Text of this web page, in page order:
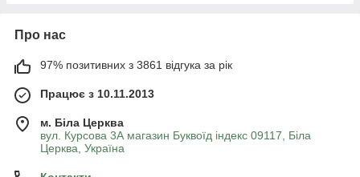
Про нас
97% позитивних з 3861 відгука за рік
Працює з 10.11.2013
м. Біла Церква
вул. Курсова 3А магазин Буквоїд індекс 09117, Біла
Церква, Україна